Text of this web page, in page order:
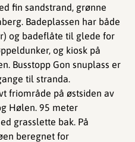
fin sandstrand, grønne
Badeplassen har både
og badeflåte til glede for
og kiosk på
Busstopp Gon snuplass er
til stranda.
friområde på østsiden av
Hølen. 95 meter
grasslette bak. På
beregnet for